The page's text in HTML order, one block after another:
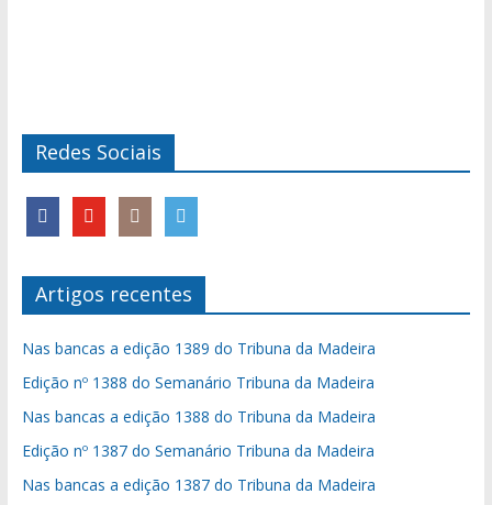
Redes Sociais
Artigos recentes
Nas bancas a edição 1389 do Tribuna da Madeira
Edição nº 1388 do Semanário Tribuna da Madeira
Nas bancas a edição 1388 do Tribuna da Madeira
Edição nº 1387 do Semanário Tribuna da Madeira
Nas bancas a edição 1387 do Tribuna da Madeira